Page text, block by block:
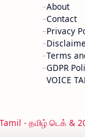
About
Contact
Privacy
Terms
GDPR
VOICE
- தமிழ் டெக் &